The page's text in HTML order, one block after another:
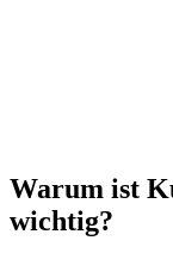
Warum ist
wichtig?